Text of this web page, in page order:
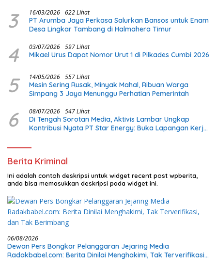
3 16/03/2026 622 Lihat
PT Arumba Jaya Perkasa Salurkan Bansos untuk Enam
Desa Lingkar Tambang di Halmahera Timur
4 03/07/2026 597 Lihat
Mikael Urus Dapat Nomor Urut 1 di Pilkades Cumbi 2026
5 14/05/2026 557 Lihat
Mesin Sering Rusak, Minyak Mahal, Ribuan Warga
Simpang 3 Jaya Menunggu Perhatian Pemerintah
6 08/07/2026 547 Lihat
Di Tengah Sorotan Media, Aktivis Lambar Ungkap
Kontribusi Nyata PT Star Energy: Buka Lapangan Kerja
Berita Kriminal
Ini adalah contoh deskripsi untuk widget recent post wpberita,
anda bisa memasukkan deskripsi pada widget ini.
06/08/2026
Dewan Pers Bongkar Pelanggaran Jejaring Media
Radakbabel.com: Berita Dinilai Menghakimi, Tak Terverifikasi,